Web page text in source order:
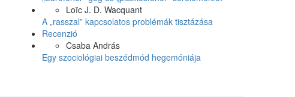
Loïc J. D. Wacquant
A „rasszal” kapcsolatos problémák tisztázása
Recenzió
Csaba András
Egy szociológiai beszédmód hegemóniája